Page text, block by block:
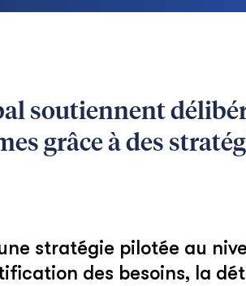
soutiennent
grâce à des
stratégie pilotée au
des besoins, la